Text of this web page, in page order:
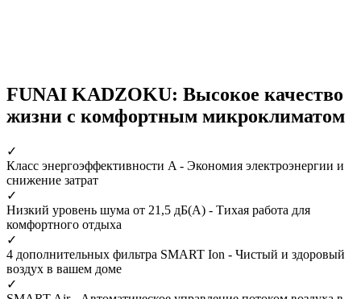
FUNAI KADZOKU: Высокое качество
жизни с комфортным микроклиматом
✓
Класс энергоэффективности A - Экономия электроэнергии и
снижение затрат
✓
Низкий уровень шума от 21,5 дБ(А) - Тихая работа для
комфортного отдыха
✓
4 дополнительных фильтра SMART Ion - Чистый и здоровый
воздух в вашем доме
✓